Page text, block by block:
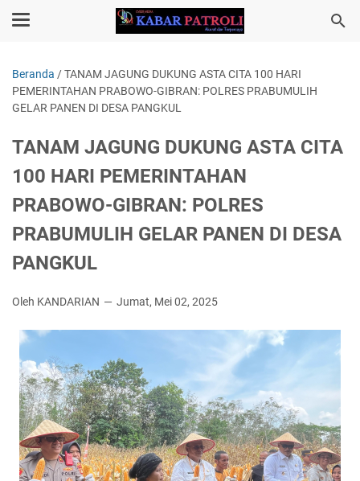
Beranda /TANAM JAGUNG DUKUNG ASTA CITA 100 HARI
PEMERINTAHAN PRABOWO-GIBRAN: POLRES PRABUMULIH
GELAR PANEN DI DESA PANGKUL
TANAM JAGUNG DUKUNG ASTA CITA
100 HARI PEMERINTAHAN
PRABOWO-GIBRAN: POLRES
PRABUMULIH GELAR PANEN DI DESA
PANGKUL
Oleh KANDARIAN Jumat, Mei 02, 2025